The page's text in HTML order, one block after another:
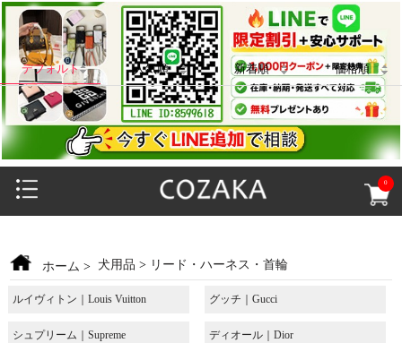
0
デフォルト 人気順 新着順 価格順
ホーム > 犬用品 > リード・ハーネス・首輪
ルイヴィトン｜Louis Vuitton グッチ｜Gucci
シュプリーム｜Supreme ディオール｜Dior